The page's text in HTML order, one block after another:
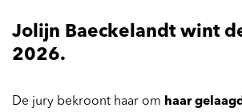
Jolijn Baeckelandt wint
2026.
De jury bekroont haar om haar